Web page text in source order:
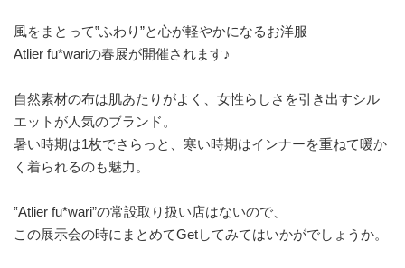
風をまとって‟ふわり”と心が軽やかになるお洋服
Atlier fu*wariの春展が開催されます♪
自然素材の布は肌あたりがよく、女性らしさを引き出すシル
エットが人気のブランド。
暑い時期は1枚でさらっと、寒い時期はインナーを重ねて暖か
く着られるのも魅力。
‟Atlier fu*wari”の常設取り扱い店はないので、
この展示会の時にまとめてGetしてみてはいかがでしょうか。